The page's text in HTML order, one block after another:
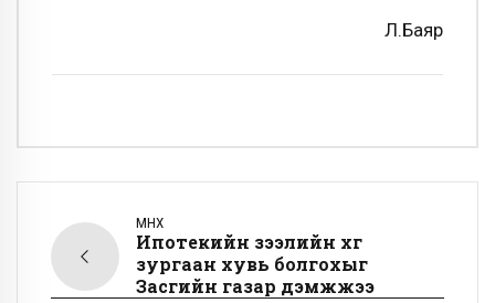
Л.Баяр
ӨМНӨХ
Ипотекийн зээлийн хүүг
зургаан хувь болгохыг
Засгийн газар дэмжжээ